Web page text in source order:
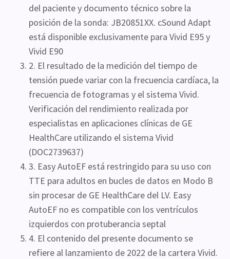
del paciente y documento técnico sobre la
posición de la sonda: JB20851XX. cSound Adapt
está disponible exclusivamente para Vivid E95 y
Vivid E90
2. El resultado de la medición del tiempo de
tensión puede variar con la frecuencia cardíaca, la
frecuencia de fotogramas y el sistema Vivid.
Verificación del rendimiento realizada por
especialistas en aplicaciones clínicas de GE
HealthCare utilizando el sistema Vivid
(DOC2739637)
3. Easy AutoEF está restringido para su uso con
TTE para adultos en bucles de datos en Modo B
sin procesar de GE HealthCare del LV. Easy
AutoEF no es compatible con los ventrículos
izquierdos con protuberancia septal
4. El contenido del presente documento se
refiere al lanzamiento de 2022 de la cartera Vivid.